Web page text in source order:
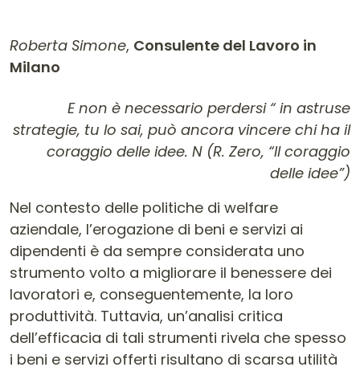
Roberta Simone, Consulente del Lavoro in
Milano
Contenuto dell'articolo
E non è necessario perdersi “ in astruse
strategie, tu lo sai, può ancora vincere chi ha il
coraggio delle idee. N (R. Zero, “Il coraggio
delle idee”)
Nel contesto delle politiche di welfare
aziendale, l’erogazione di beni e servizi ai
dipendenti è da sempre considerata uno
strumento volto a migliorare il benessere dei
lavoratori e, conseguentemente, la loro
produttività. Tuttavia, un’analisi critica
dell’efficacia di tali strumenti rivela che spesso
i beni e servizi offerti risultano di scarsa utilità